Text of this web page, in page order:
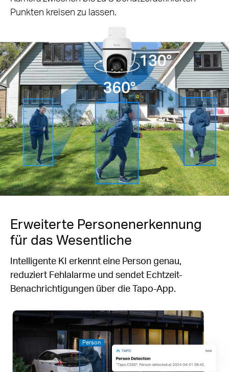
Punkten kreisen zu lassen.
Erweiterte Personenerkennung
für das Wesentliche
Intelligente KI erkennt eine Person genau,
reduziert Fehlalarme und sendet Echtzeit-
Benachrichtigungen über die Tapo-App.
Person